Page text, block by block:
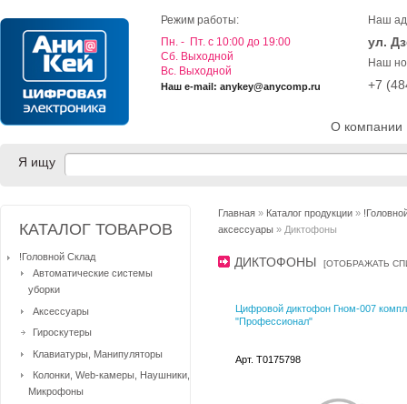
О компании
Режим работы:
Пн. - Пт. с 10:00 до 19:00
Cб. Выходной
Вс. Выходной
Наш e-mail: anykey@anycomp.ru
Наш
ул.
Наш
+7
Я ищу
Главная » Каталог продукции »
аксессуары » Диктофоны
ДИКТОФОНЫ [ОТОБРАЖАТЬ
Цифровой диктофон Гном-007
"Профессионал"
Арт. T0175798
КАТАЛОГ ТОВАРОВ
!Головной Склад
Автоматические системы
уборки
Аксессуары
Гироскутеры
Клавиатуры, Манипуляторы
Колонки, Web-камеры, Наушники,
Микрофоны